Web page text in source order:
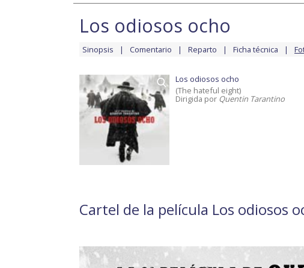
Los odiosos ocho
Sinopsis Comentario Reparto Ficha técnica
Los odiosos ocho
(The hateful eight)
Dirigida por Quentin Tarantino
Cartel de la película Los odiosos